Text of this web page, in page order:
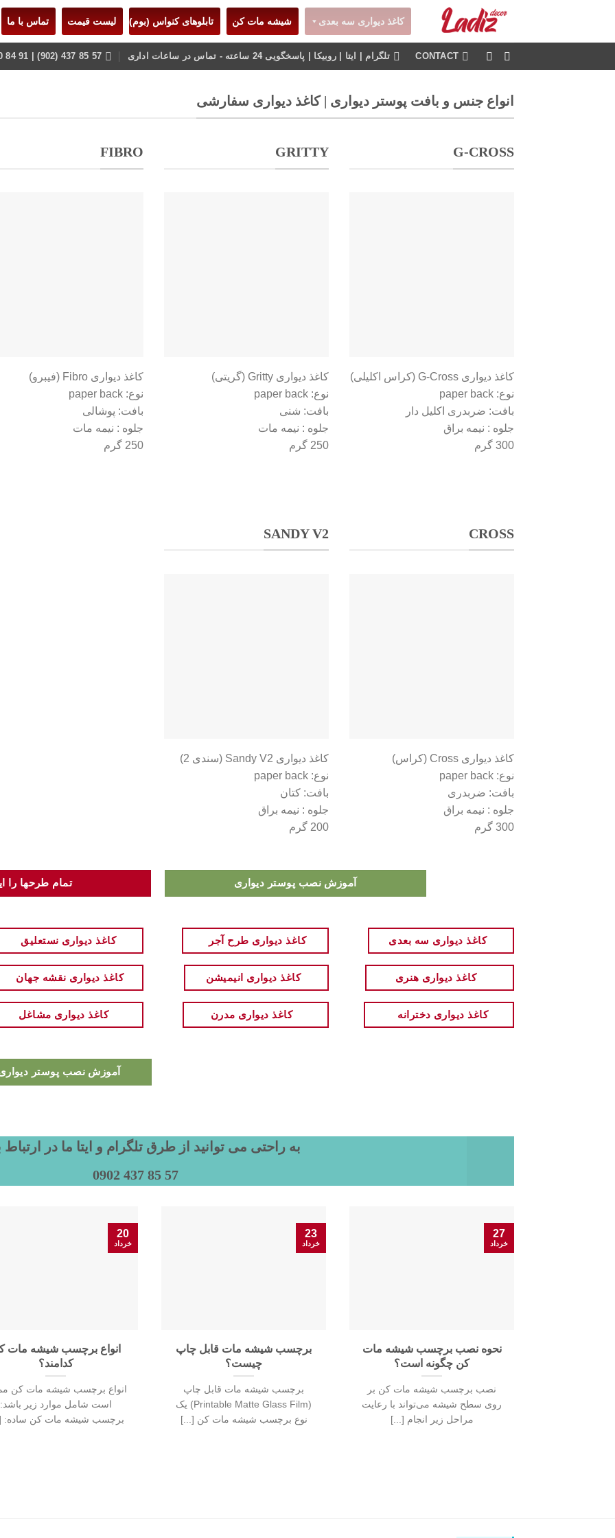
content
کاغذ دیواری سه بعدی شیشه مات کن تابلوهای کنواس (بوم) لیست قیمت تماس با ما
CONTACT تلگرام | ایتا | روبیکا | پاسخگویی 24 ساعته - تماس در ساعات اداری 57 85 437 (902) | 91 84 80 22 (021)
انواع جنس و بافت پوستر دیواری | کاغذ دیواری سفارشی
G-CROSS
کاغذ دیواری G-Cross (کراس اکلیلی)
نوع: paper back
بافت: ضربدری اکلیل دار
جلوه : نیمه براق
300 گرم
GRITTY
کاغذ دیواری Gritty (گریتی)
نوع: paper back
بافت: شنی
جلوه : نیمه مات
250 گرم
FIBRO
کاغذ دیواری Fibro (فیبرو)
نوع: paper back
بافت: پوشالی
جلوه : نیمه مات
250 گرم
CROSS
کاغذ دیواری Cross (کراس)
نوع: paper back
بافت: ضربدری
جلوه : نیمه براق
300 گرم
SANDY V2
کاغذ دیواری Sandy V2 (سندی 2)
نوع: paper back
بافت: کتان
جلوه : نیمه براق
200 گرم
آموزش نصب پوستر دیواری تمام طرحها را
کاغذ دیواری سه بعدی
کاغذ دیواری هنری
کاغذ دیواری دخترانه
کاغذ دیواری طرح آجر
کاغذ دیواری انیمیشن
کاغذ دیواری مدرن
کاغذ دیواری نستعلیق
کاغذ دیواری نقشه جهان
کاغذ دیواری مشاغل
آموزش نصب پوستر دیواری
به راحتی می توانید از طرق تلگرام و ایتا ما در ارتباط
57 85 437 0902
نحوه نصب برچسب شیشه مات
کن چگونه است؟
نصب برچسب شیشه مات کن بر
روی سطح شیشه می‌تواند با رعایت
مراحل زیر انجام [...]
27
خرداد
برچسب شیشه مات قابل چاپ
چیست؟
برچسب شیشه مات قابل چاپ
(Printable Matte Glass Film) یک
نوع برچسب شیشه مات کن [...]
23
خرداد
انواع برچسب شیشه مات
کدامند؟
انواع برچسب شیشه مات کن
است شامل موارد زیر باشد:
برچسب شیشه مات کن ساده:
20
خرداد